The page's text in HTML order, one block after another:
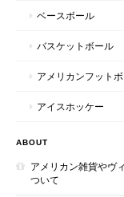
ベースボール
バスケットボール
アメリカンフット
アイスホッケー
ABOUT
アメリカン雑貨やヴ
ついて